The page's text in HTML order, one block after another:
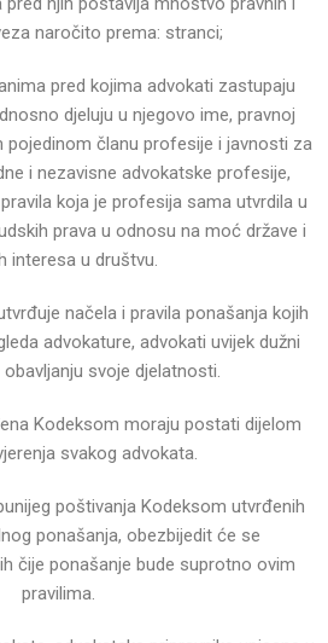
naročito prema: stranci;
pred kojima advokati zastupaju
djeluju u njegovo ime, pravnoj
članu profesije i javnosti za
i nezavisne advokatske profesije,
koja je profesija sama utvrdila u
prava u odnosu na moć države i
interesa u društvu.
načela i pravila ponašanja kojih
advokature, advokati uvijek dužni
svoje djelatnosti.
Kodeksom moraju postati dijelom
svakog advokata.
poštivanja Kodeksom utvrđenih
ponašanja, obezbijedit će se
čije ponašanje bude suprotno ovim
pravilima.